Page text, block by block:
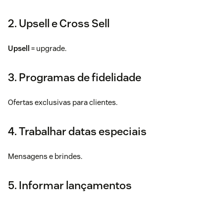
2. Upsell e Cross Sell
Upsell = upgrade.
3. Programas de fidelidade
Ofertas exclusivas para clientes.
4. Trabalhar datas especiais
Mensagens e brindes.
5. Informar lançamentos